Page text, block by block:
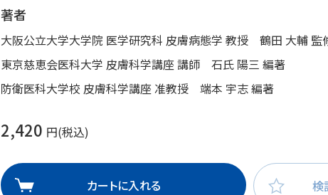
栄養
著者
大阪公立大学大学院 医学研究科 皮膚病態学 教授 鶴田 大輔 監
東京慈恵会医科大学 皮膚科学講座 講師 石氏 陽三 編著
防衛医科大学校 皮膚科学講座 准教授 端本 宇志 編著
2,420 円(税込)
カートに入れる 検